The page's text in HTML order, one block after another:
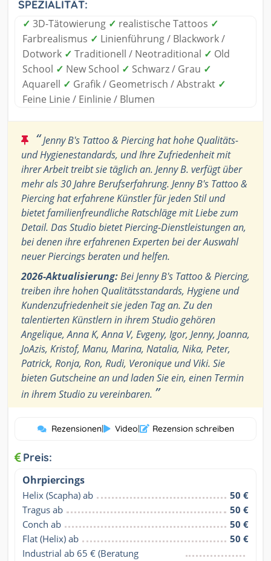
SPEZIALITÄT:
✓ 3D-Tätowierung ✓ realistische Tattoos ✓
Farbrealismus ✓ Linienführung / Blackwork /
Dotwork ✓ Traditionell / Neotraditional ✓ Old
School ✓ New School ✓ Schwarz / Grau ✓
Aquarell ✓ Grafik / Geometrisch / Abstrakt ✓
Feine Linie / Einlinie / Blumen
“Jenny B's Tattoo & Piercing hat hohe Qualitäts-
und Hygienestandards, und Ihre Zufriedenheit mit
ihrer Arbeit treibt sie täglich an. Jenny B. verfügt über
mehr als 30 Jahre Berufserfahrung. Jenny B's Tattoo &
Piercing hat erfahrene Künstler für jeden Stil und
bietet familienfreundliche Ratschläge mit Liebe zum
Detail. Das Studio bietet Piercing-Dienstleistungen an,
bei denen ihre erfahrenen Experten bei der Auswahl
neuer Piercings beraten und helfen.
2026-Aktualisierung:Bei Jenny B's Tattoo & Piercing,
treiben ihre hohen Qualitätsstandards, Hygiene und
Kundenzufriedenheit sie jeden Tag an. Zu den
talentierten Künstlern in ihrem Studio gehören
Angelique, Anna K, Anna V, Evgeny, Igor, Jenny, Joanna,
JoAzis, Kristof, Manu, Marina, Natalia, Nika, Peter,
Patrick, Ronja, Ron, Rudi, Veronique und Viki. Sie
bieten Gutscheine an und laden Sie ein, einen Termin
in ihrem Studio zu vereinbaren. ”
Rezensionen| Video| Rezension schreiben
Preis:
Ohrpiercings
Helix (Scapha) ab
50 €
Tragus ab
50 €
Conch ab
50 €
Flat (Helix) ab
50 €
Industrial ab 65 € (Beratung